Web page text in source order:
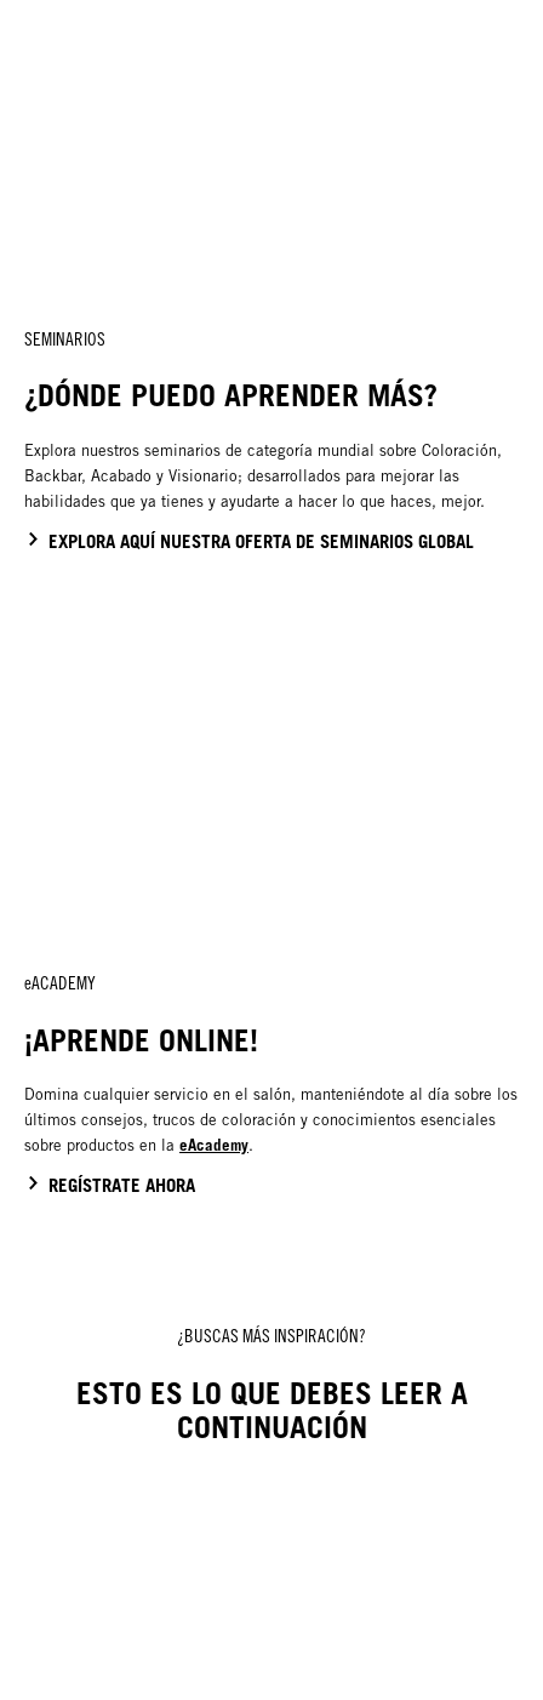
SEMINARIOS
¿DÓNDE PUEDO APRENDER MÁS?
Explora nuestros seminarios de categoría mundial sobre Coloración,
Backbar, Acabado y Visionario; desarrollados para mejorar las
habilidades que ya tienes y ayudarte a hacer lo que haces, mejor.
EXPLORA AQUÍ NUESTRA OFERTA DE SEMINARIOS GLOBAL
eACADEMY
¡APRENDE ONLINE!
Domina cualquier servicio en el salón, manteniéndote al día sobre los
últimos consejos, trucos de coloración y conocimientos esenciales
sobre productos en la eAcademy.
REGÍSTRATE AHORA
¿BUSCAS MÁS INSPIRACIÓN?
ESTO ES LO QUE DEBES LEER A
CONTINUACIÓN